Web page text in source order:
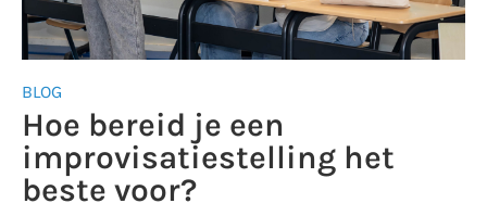
BLOG
Hoe bereid je een
improvisatiestelling het
beste voor?